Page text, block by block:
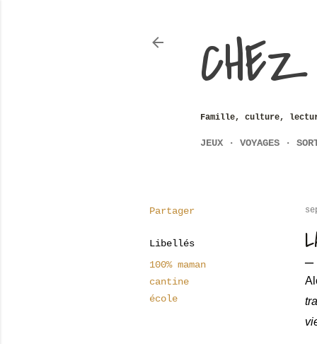
Famille, culture,
JEUX VOYAGES
Partager
Libellés
100% maman
cantine
école